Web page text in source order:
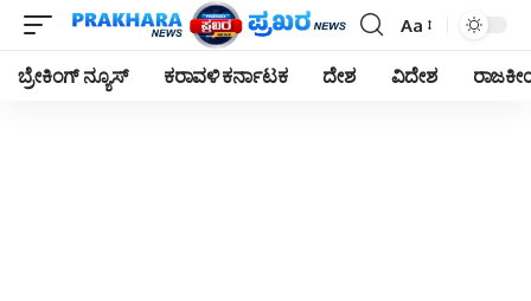
Font
Resizer
Aa
ಬ್ರೇಕಿಂಗ್ ನ್ಯೂಸ್ ಕರಾವಳಿ ಕರ್ನಾಟಕ ದೇಶ ವಿದೇಶ